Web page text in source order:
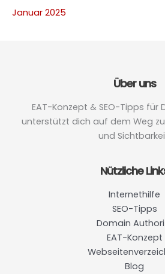
Januar 2025
Über uns
EAT-Konzept & SEO-Tipps für
unterstützt dich auf dem Weg
und
Nützliche
Internethilfe
SEO-Tipps
Domain
EAT-Konzept
Blog